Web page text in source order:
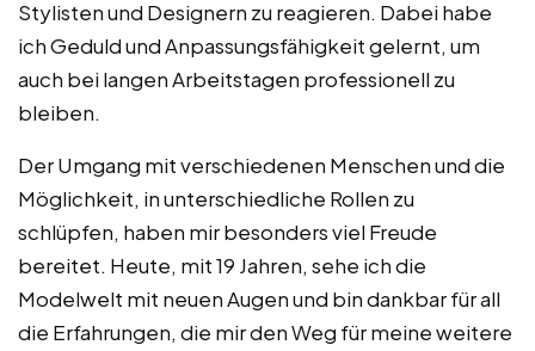
Stylisten und Designern zu reagieren. Dabei habe
ich Geduld und Anpassungsfähigkeit gelernt, um
auch bei langen Arbeitstagen professionell zu
bleiben.
Der Umgang mit verschiedenen Menschen und die
Möglichkeit, in unterschiedliche Rollen zu
schlüpfen, haben mir besonders viel Freude
bereitet. Heute, mit 19 Jahren, sehe ich die
Modelwelt mit neuen Augen und bin dankbar für all
die Erfahrungen, die mir den Weg für meine weitere